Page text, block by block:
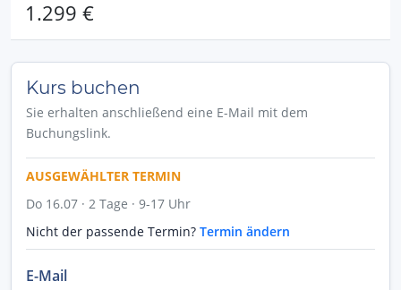
1.299 €
Kurs buchen
Sie erhalten anschließend eine E-Mail mit dem
Buchungslink.
AUSGEWÄHLTER TERMIN
Do 16.07 · 2 Tage · 9-17 Uhr
Nicht der passende Termin? Termin ändern
E-Mail